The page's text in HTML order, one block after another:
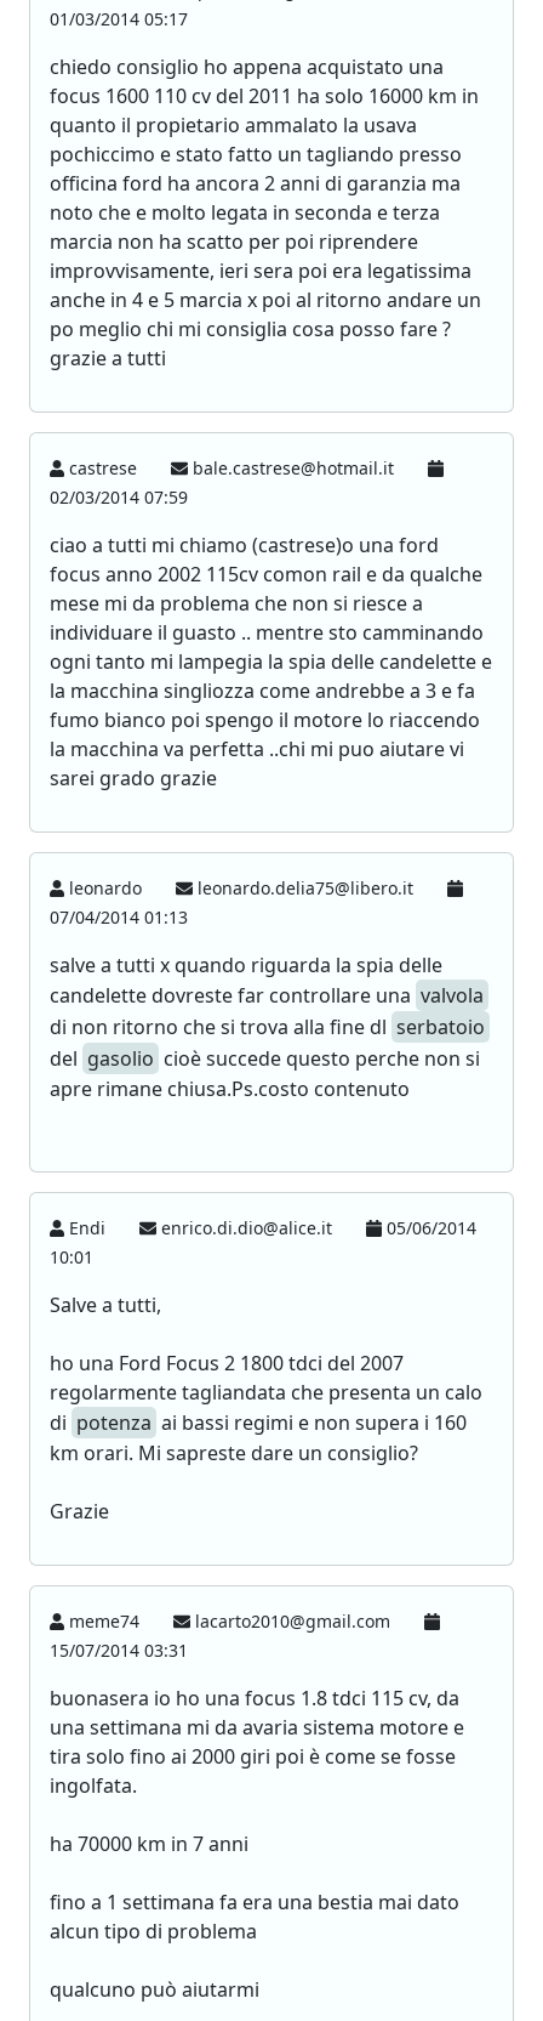
01/03/2014 05:17
chiedo consiglio ho appena acquistato una
focus 1600 110 cv del 2011 ha solo 16000 km in
quanto il propietario ammalato la usava
pochiccimo e stato fatto un tagliando presso
officina ford ha ancora 2 anni di garanzia ma
noto che e molto legata in seconda e terza
marcia non ha scatto per poi riprendere
improvvisamente, ieri sera poi era legatissima
anche in 4 e 5 marcia x poi al ritorno andare un
po meglio chi mi consiglia cosa posso fare ?
grazie a tutti
castrese
bale.castrese@hotmail.it
02/03/2014 07:59
ciao a tutti mi chiamo (castrese)o una ford
focus anno 2002 115cv comon rail e da qualche
mese mi da problema che non si riesce a
individuare il guasto .. mentre sto camminando
ogni tanto mi lampegia la spia delle candelette e
la macchina singliozza come andrebbe a 3 e fa
fumo bianco poi spengo il motore lo riaccendo
la macchina va perfetta ..chi mi puo aiutare vi
sarei grado grazie
leonardo
leonardo.delia75@libero.it
07/04/2014 01:13
salve a tutti x quando riguarda la spia delle
candelette dovreste far controllare una valvola
di non ritorno che si trova alla fine dl serbatoio
del gasolio cioè succede questo perche non si
apre rimane chiusa.Ps.costo contenuto
Endi enrico.di.dio@alice.it
05/06/2014
10:01
Salve a tutti,
ho una Ford Focus 2 1800 tdci del 2007
regolarmente tagliandata che presenta un calo
di potenza ai bassi regimi e non supera i 160
km orari. Mi sapreste dare un consiglio?
Grazie
meme74
lacarto2010@gmail.com
15/07/2014 03:31
buonasera io ho una focus 1.8 tdci 115 cv, da
una settimana mi da avaria sistema motore e
tira solo fino ai 2000 giri poi è come se fosse
ingolfata.
ha 70000 km in 7 anni
fino a 1 settimana fa era una bestia mai dato
alcun tipo di problema
qualcuno può aiutarmi